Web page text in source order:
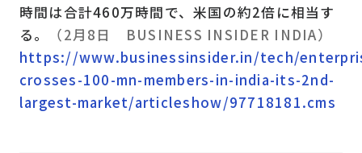
時間は合計460万時間で、米国の約2倍に相当す
る。
（2月8日 BUSINESS INSIDER INDIA）
https://www.businessinsider.in/tech/
crosses-100-mn-members-in-india-its-2nd-
largest-market/articleshow/97718181.cms